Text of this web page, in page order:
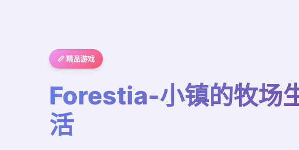
📏 精品游戏
Forestia-小镇的牧场
活